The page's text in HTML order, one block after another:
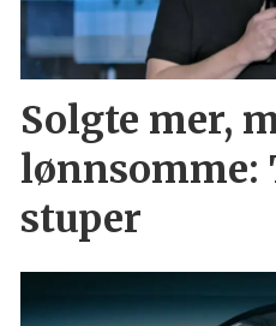
Solgte mer,
lønnsomme:
stuper